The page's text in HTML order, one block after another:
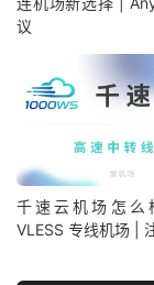
议
千速云机场怎么
VLESS 专线机场 |